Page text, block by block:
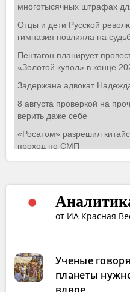
от ИА Красная
Ученые
планеты